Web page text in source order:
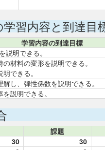
習内容と到達目
学習内容の到達目標
説明できる。
材料の変形を説明できる。
できる。
し、弾性係数を説明できる。
説明できる。
課題
30 30